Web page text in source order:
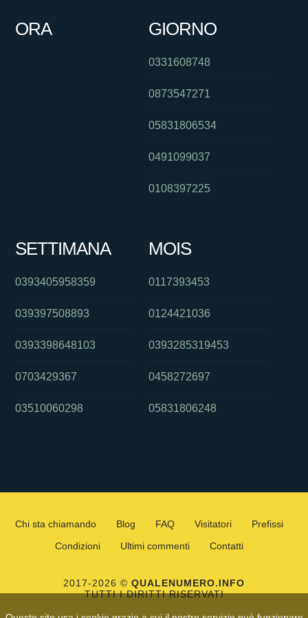
ORA GIORNO
0331608748
0873547271
05831806534
0491099037
0108397225
SETTIMANA
0393405958359
039397508893
0393398648103
0703429367
03510060298
MOIS
0117393453
0124421036
0393285319453
0458272697
05831806248
Chi sta chiamando Blog FAQ Visitatori
Prefissi
Condizioni
Ultimi commenti Contatti
2017-2026 © QUALENUMERO.INFO
TUTTI I DIRITTI RISERVATI